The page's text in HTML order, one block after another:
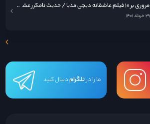
مروری بر ۱۰ فیلم عاشقانه دیجی مدیا / حدیث نامکرر عشق در قاب سینما
۲۹ خرداد ۱۴۰۱
ما را درتلگرامدنبال کنید